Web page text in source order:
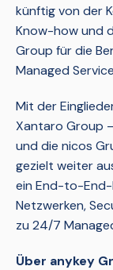
künftig von der
Know-how und
Group für die
Managed
Mit der
Xantaro Group
und die nicos
gezielt weiter
ein End-to-
Netzwerken,
zu 24/7
Über anykey